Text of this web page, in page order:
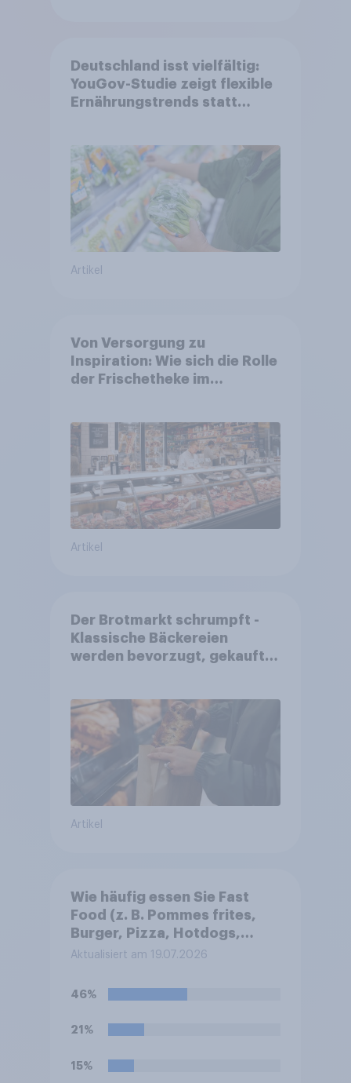
Deutschland isst vielfältig:
YouGov-Studie zeigt flexible
Ernährungstrends statt
Artikel
Von Versorgung zu
Inspiration: Wie sich die Rolle
der Frischetheke im
Artikel
Der Brotmarkt schrumpft -
Klassische Bäckereien
werden bevorzugt, gekauft
Artikel
Wie häufig essen Sie Fast
Food (z. B. Pommes frites,
Burger, Pizza, Hotdogs,
Chicken Nuggets oder
Aktualisiert am 19.07.2026
46%
21%
15%